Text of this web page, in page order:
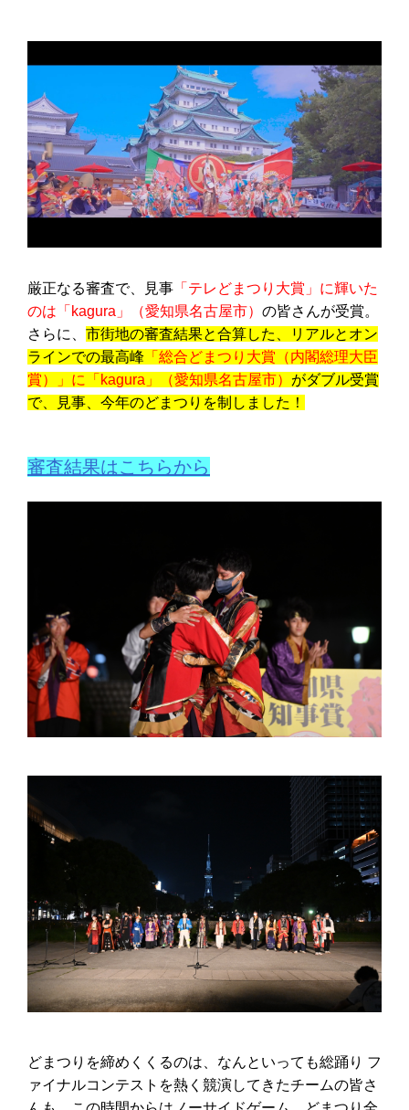
厳正なる審査で、見事 「テレどまつり大賞」に輝いた
のは「 kagura 」（愛知県名古屋市） の皆さんが受賞。
さらに、 市街地の審査結果と合算した、リアルとオン
ラインでの最高峰 「総合どまつり大賞（内閣総理大臣
賞）」に「 kagura 」（愛知県名古屋市） がダブル受賞
で、見事、今年のどまつりを制しました！
審査結果はこちらから
どまつりを締めくくるのは、なんといっても総踊り フ
ァイナルコンテストを熱く競演してきたチームの皆さ